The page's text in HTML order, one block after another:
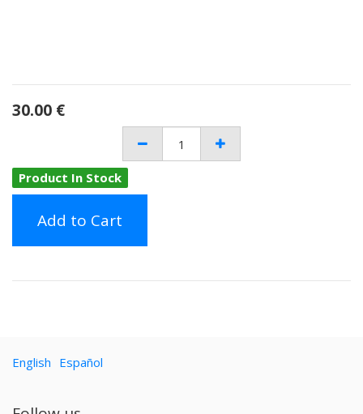
30.00 €
Product In Stock
Add to Cart
English Español